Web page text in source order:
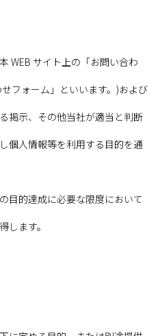
WEB サイト上の「お問い合わ
フォーム」といいます。)および
掲示、その他当社が適当と判断
個人情報等を利用する目的を通
目的達成に必要な限度において
します。